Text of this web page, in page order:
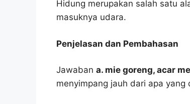
Hidung merupakan salah satu
masuknya udara.
Penjelasan dan Pembahasan
Jawaban a. mie goreng, acar
menyimpang jauh dari apa yang